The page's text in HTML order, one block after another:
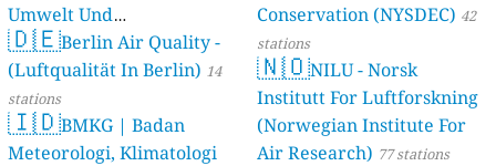
Umwelt Und
Verbraucherschutz) - LfU
46 stations
🇩🇪Berlin Air Quality -
(Luftqualität In Berlin) 14
stations
🇮🇩BMKG | Badan
Meteorologi, Klimatologi
Conservation (NYSDEC) 42
stations
🇳🇴NILU - Norsk
Institutt For Luftforskning
(Norwegian Institute For
Air Research) 77 stations